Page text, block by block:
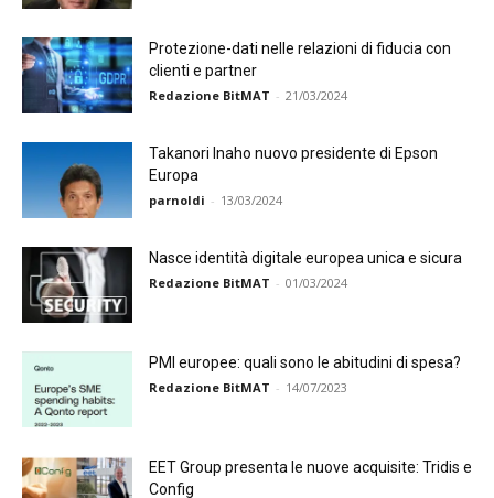
Protezione-dati nelle relazioni di fiducia con
clienti e partner
Redazione BitMAT - 21/03/2024
Takanori Inaho nuovo presidente di Epson
Europa
parnoldi - 13/03/2024
Nasce identità digitale europea unica e sicura
Redazione BitMAT - 01/03/2024
PMI europee: quali sono le abitudini di spesa?
Redazione BitMAT - 14/07/2023
EET Group presenta le nuove acquisite: Tridis e
Config